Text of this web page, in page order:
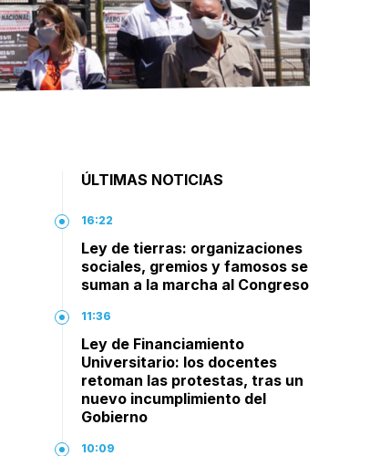
ÚLTIMAS NOTICIAS
16:22
Ley de tierras: organizaciones
sociales, gremios y famosos se
suman a la marcha al Congreso
11:36
Ley de Financiamiento
Universitario: los docentes
retoman las protestas, tras un
nuevo incumplimiento del
Gobierno
10:09